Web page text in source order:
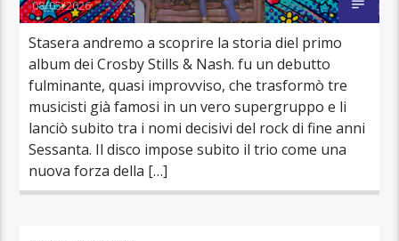
08/05/2026
Stasera andremo a scoprire la storia diel primo
album dei Crosby Stills & Nash. fu un debutto
fulminante, quasi improvviso, che trasformò tre
musicisti già famosi in un vero supergruppo e li
lanciò subito tra i nomi decisivi del rock di fine anni
Sessanta. Il disco impose subito il trio come una
nuova forza della […]